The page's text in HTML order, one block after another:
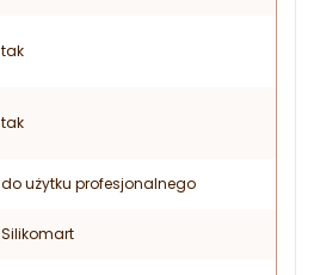
tak
tak
do użytku profesjonalnego
Silikomart